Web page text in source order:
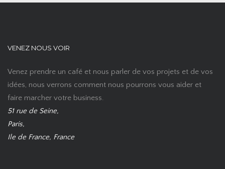
VENEZ NOUS VOIR
Venez prendre un café et nous parler de vos projets et de vos
idées, nous verrons comment nous pourrons vous aider et
faire marcher votre business.
51 rue de Seine,
Paris,
Ile de France, France